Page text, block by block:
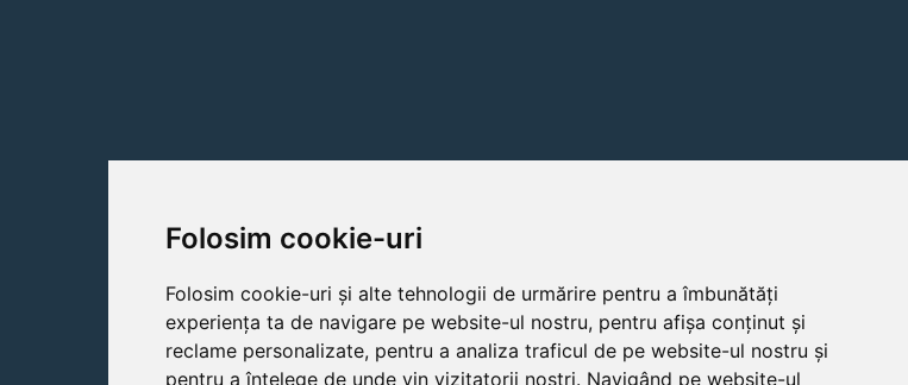
Folosim cookie-uri
Folosim cookie-uri și alte tehnologii de urmărire pentru a îmbunătăți
experiența ta de navigare pe website-ul nostru, pentru afișa conținut și
reclame personalizate, pentru a analiza traficul de pe website-ul nostru și
pentru a înțelege de unde vin vizitatorii noștri. Navigând pe website-ul